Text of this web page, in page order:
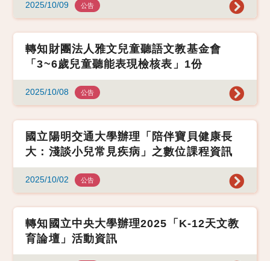
2025/10/09 公告
轉知財團法人雅文兒童聽語文教基金會
「3~6歲兒童聽能表現檢核表」1份
2025/10/08 公告
國立陽明交通大學辦理「陪伴寶貝健康長
大：淺談小兒常見疾病」之數位課程資訊
2025/10/02 公告
轉知國立中央大學辦理2025「K-12天文教
育論壇」活動資訊